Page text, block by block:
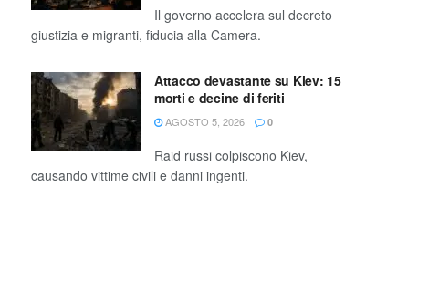
Il governo accelera sul decreto
giustizia e migranti, fiducia alla Camera.
Attacco devastante su Kiev: 15
morti e decine di feriti
AGOSTO 5, 2026 0
Raid russi colpiscono Kiev,
causando vittime civili e danni ingenti.